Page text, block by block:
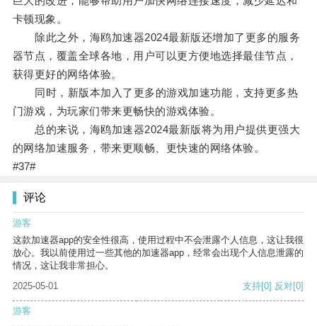
卡顿现象。
除此之外，海鸥加速器2024最新版还增加了更多的服务
器节点，覆盖全球各地，用户可以更方便地选择最佳节点，
获得更好的网络体验。
同时，新版本加入了更多的游戏加速功能，支持更多热
门游戏，为玩家们带来更畅快的游戏体验。
总的来说，海鸥加速器2024最新版将为用户提供更强大
的网络加速服务，带来更顺畅、更快速的网络体验。
#37#
评论
游客
这款加速器app的安全性很高，使用过程中不会泄露个人信息，这让我很
放心。我以前使用过一些其他的加速器app，经常会出现个人信息泄露的
情况，这让我非常担心。
2025-05-01
支持[0] 反对[0]
游客